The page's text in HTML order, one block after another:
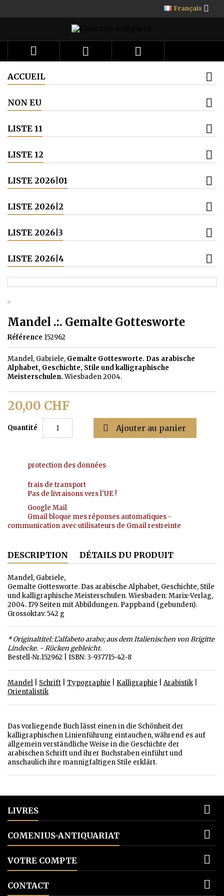
Français 
  
ACCUEIL
NON EU
LISTE 11
LISTE 12
LISTE 2026|01
LISTE 2026|2
LISTE 2026|3
LISTE 2026|4
Mandel .:. Gemalte Gottesworte
Référence 152962
Mandel, Gabriele, Gemalte Gottesworte. Das arabische
Alphabet, Geschichte, Stile und kalligraphische
Meisterschulen.Wiesbaden 2004.
20,00 CHF
Quantité  Ajouter au panier
protection des données
frais de transport
Pas de livraisons vers l'UE !
Google Mail
Gmail bloque mes réponses automatiques -
communication avec utilisateurs de Gmail restreinte
DESCRIPTION DÉTAILS DU PRODUIT
Mandel, Gabriele,
Gemalte Gottesworte. Das arabische Alphabet, Geschichte, Stile
und kalligraphische Meisterschulen. Wiesbaden: Marix-Verlag,
2004. 179 Seiten mit Abbildungen. Pappband (gebunden).
Grossoktav. 542 g
* Originaltitel: L'alfabeto arabo; aus dem Italienischen von Brigitte
Lindecke. - Rücken gebleicht.
Bestell-Nr.152962 | ISBN: 3-937715-42-8
Mandel Schrift Typographie Kalligraphie Arabistik
Orientalistik
Das vorliegende Buch lässt einen in die Schönheit der
kalligraphischen Linienführung eintauchen, während es auf
allgemein verständliche Weise in die Geschichte der
arabischen Schrift und ihrer Buchstaben einführt und
anschaulich ihre mannigfaltigen Stile erklärt.
LIVRES 
COMENIUS-ANTIQUARIAT 
VOTRE COMPTE 
CONTACT 